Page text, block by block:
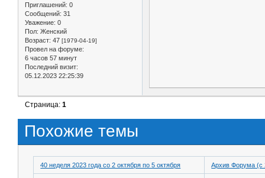
Приглашений: 0
Сообщений: 31
Уважение: 0
Пол: Женский
Возраст: 47 [1979-04-19]
Провел на форуме:
6 часов 57 минут
Последний визит:
05.12.2023 22:25:39
Страница:1
Похожие темы
40 неделя 2023 года со 2 октября по 5 октября Архив Форума (с